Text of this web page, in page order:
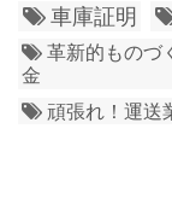
車庫証明
革新的ものづ
金
頑張れ！運送